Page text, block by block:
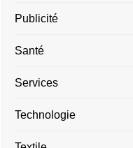
Publicité
Santé
Services
Technologie